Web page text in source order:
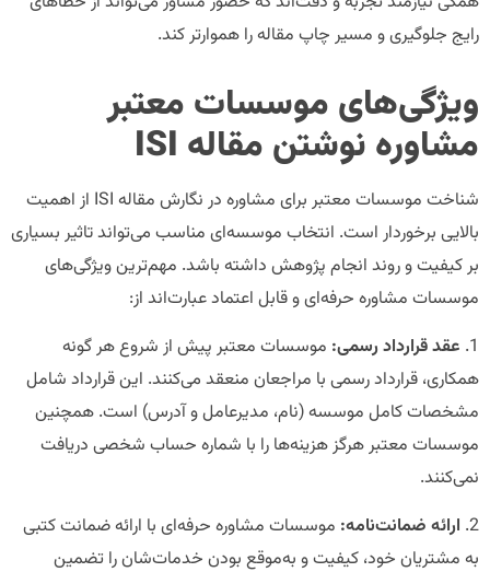
رایج جلوگیری و مسیر چاپ مقاله را هموارتر کند.
ویژگی‌های موسسات معتبر
مشاوره نوشتن مقاله ISI
شناخت موسسات معتبر برای مشاوره در نگارش مقاله ISI از اهمیت
بالایی برخوردار است. انتخاب موسسه‌ای مناسب می‌تواند تاثیر بسیاری
بر کیفیت و روند انجام پژوهش داشته باشد. مهم‌ترین ویژگی‌های
موسسات مشاوره حرفه‌ای و قابل اعتماد عبارت‌اند از:
1. عقد قرارداد رسمی: موسسات معتبر پیش از شروع هر گونه
همکاری، قرارداد رسمی با مراجعان منعقد می‌کنند. این قرارداد شامل
مشخصات کامل موسسه (نام، مدیرعامل و آدرس) است. همچنین
موسسات معتبر هرگز هزینه‌ها را با شماره حساب شخصی دریافت
نمی‌کنند.
2. ارائه ضمانت‌نامه: موسسات مشاوره حرفه‌ای با ارائه ضمانت کتبی
به مشتریان خود، کیفیت و به‌موقع بودن خدمات‌شان را تضمین